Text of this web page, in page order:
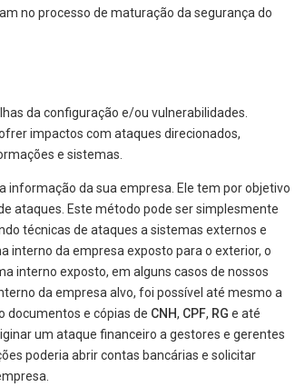
no processo de maturação da segurança do
da configuração e/ou vulnerabilidades.
impactos com ataques direcionados,
e sistemas.
da sua empresa. Ele tem por objetivo
ataques. Este método pode ser simplesmente
técnicas de ataques a sistemas externos e
interno da empresa exposto para o exterior, o
interno exposto, em alguns casos de nossos
da empresa alvo, foi possível até mesmo a
documentos e cópias de CNH, CPF, RG e até
um ataque financeiro a gestores e gerentes
poderia abrir contas bancárias e solicitar